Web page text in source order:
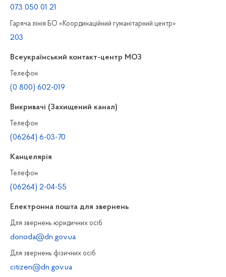
073 050 01 21
Гаряча лінія БО «Координаційний гуманітарний центр»
203
Всеукраїнський контакт-центр МОЗ
Телефон
(0 800) 602-019
Викривачі (Захищений канал)
Телефон
(06264) 6-03-70
Канцелярiя
Телефон
(06264) 2-04-55
Електронна пошта для звернень
Для звернень юридичних осiб
donoda@dn.gov.ua
Для звернень фізичних осiб
citizen@dn.gov.ua